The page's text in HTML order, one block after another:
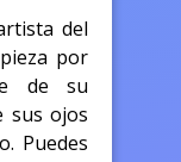
del
por
de su
sus ojos
Puedes